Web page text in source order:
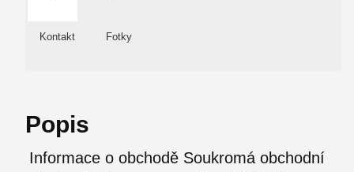
Kontakt Fotky
Popis
Informace o obchodě Soukromá obchodní